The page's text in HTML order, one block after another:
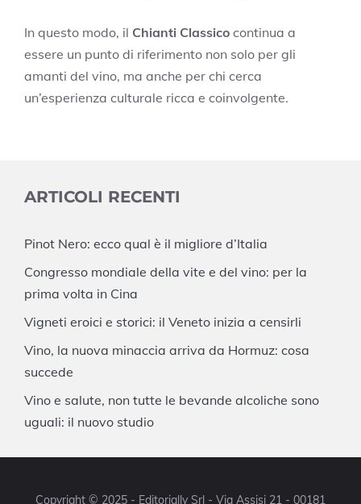
In questo modo, il Chianti Classico continua a
essere un punto di riferimento non solo per gli
amanti del vino, ma anche per chi cerca
un’esperienza culturale ricca e coinvolgente.
ARTICOLI RECENTI
Pinot Nero: ecco qual è il migliore d’Italia
Congresso mondiale della vite e del vino: per la
prima volta in Cina
Vigneti eroici e storici: il Veneto inizia a censirli
Vino, la nuova minaccia arriva da Hormuz: cosa
succede
Vino e salute, non tutte le bevande alcoliche sono
uguali: il nuovo studio
Copyright © 2025 - Editorially Srl - Via Assisi 21 - 00181